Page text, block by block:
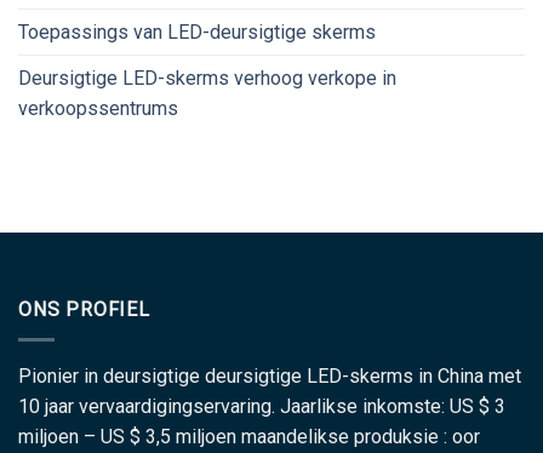
Toepassings van LED-deursigtige skerms
Deursigtige LED-skerms verhoog verkope in
verkoopssentrums
ONS PROFIEL
Pionier in deursigtige deursigtige LED-skerms in China met
10 jaar vervaardigingservaring. Jaarlikse inkomste: US $ 3
miljoen – US $ 3,5 miljoen maandelikse produksie : oor